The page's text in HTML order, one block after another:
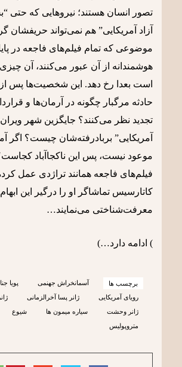
تصور انسان هستند؛ نیروهایی که حتی
آزاد آمریکایی” هم نمی‌تواند حریفشان
موضوعی که تمام فیلم‌های فاجعه در
هوشمندانه از آن عبور می‌کنند، آن
است بعدا رخ دهد. این شخصیت‌ها پس از
حادثه مرگبار چگونه در آرمان‌ها و
تجدید نظر می‌کنند؟ جایگزین شهر
آمریکایی” برباد‌رفته‌شان چیست؟ اگر
موعود نیست، پس این ناکجاآباد
فیلم‌های فاجعه همانند تراژدی عمل
کاتارسیس تماشاگر او را درگیر این ابهام
معرفت‌شناختی می‌نمایند…
) ادامه دارد…)
برچسب ها آسمانخراش جهنمی
پویا
رویای آمریکایی
ژانر پسا آخرالزمانی
ژانر وحشت
سیاره میمون ها شیوع
متروپولیس